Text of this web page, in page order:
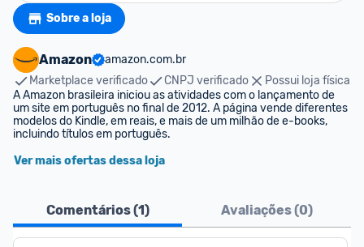
Sobre a loja
Amazon
amazon.com.br
Marketplace verificado
CNPJ verificado
Possui loja física
A Amazon brasileira iniciou as atividades com o lançamento de
um site em português no final de 2012. A página vende diferentes
modelos do Kindle, em reais, e mais de um milhão de e-books,
incluindo títulos em português.
Ver mais ofertas dessa loja
Comentários (1) Avaliações (0)